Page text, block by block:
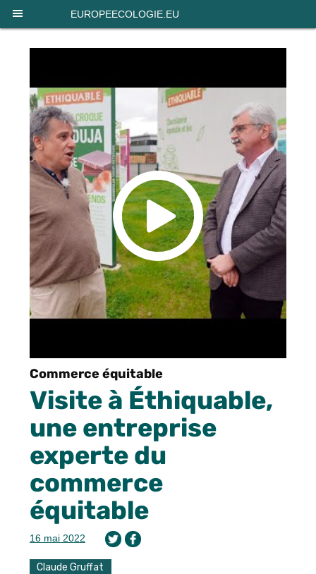
EUROPEECOLOGIE.EU
Commerce équitable
Visite à Éthiquable,
une entreprise
experte du
commerce
équitable
16 mai 2022
Claude Gruffat